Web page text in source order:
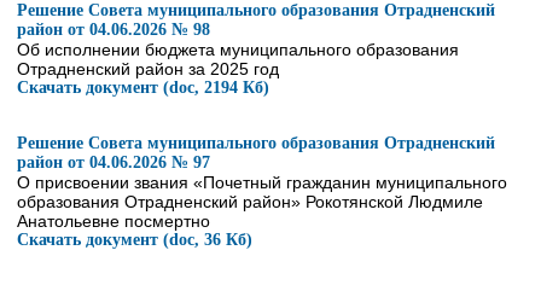
Решение Совета муниципального образования Отрадненский
район от 04.06.2026 № 98
Об исполнении бюджета муниципального образования
Отрадненский район за 2025 год
Скачать документ (doc, 2194 Кб)
Решение Совета муниципального образования Отрадненский
район от 04.06.2026 № 97
О присвоении звания «Почетный гражданин муниципального
образования Отрадненский район» Рокотянской Людмиле
Анатольевне посмертно
Скачать документ (doc, 36 Кб)